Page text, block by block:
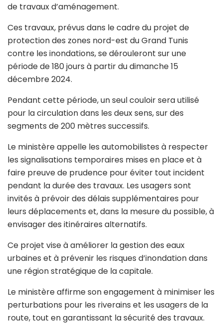
de travaux d’aménagement.
Ces travaux, prévus dans le cadre du projet de
protection des zones nord-est du Grand Tunis
contre les inondations, se dérouleront sur une
période de 180 jours à partir du dimanche 15
décembre 2024.
Pendant cette période, un seul couloir sera utilisé
pour la circulation dans les deux sens, sur des
segments de 200 mètres successifs.
Le ministère appelle les automobilistes à respecter
les signalisations temporaires mises en place et à
faire preuve de prudence pour éviter tout incident
pendant la durée des travaux. Les usagers sont
invités à prévoir des délais supplémentaires pour
leurs déplacements et, dans la mesure du possible, à
envisager des itinéraires alternatifs.
Ce projet vise à améliorer la gestion des eaux
urbaines et à prévenir les risques d’inondation dans
une région stratégique de la capitale.
Le ministère affirme son engagement à minimiser les
perturbations pour les riverains et les usagers de la
route, tout en garantissant la sécurité des travaux.